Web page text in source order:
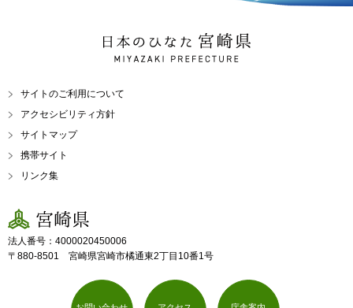
日本のひなた 宮崎県
MIYAZAKI PREFECTURE
サイトのご利用について
アクセシビリティ方針
サイトマップ
携帯サイト
リンク集
宮崎県
法人番号：4000020450006
〒880-8501 宮崎県宮崎市橘通東2丁目10番1号